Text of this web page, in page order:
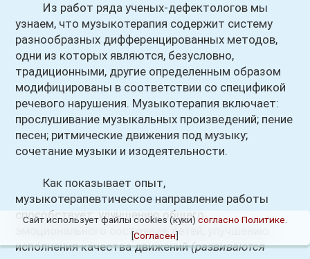
Из работ ряда ученых-дефектологов мы
узнаем, что музыкотерапия содержит систему
разнообразных дифференцированных методов,
одни из которых являются, безусловно,
традиционными, другие определенным образом
модифицированы в соответствии со спецификой
речевого нарушения. Музыкотерапия включает:
прослушивание музыкальных произведений; пение
песен; ритмические движения под музыку;
сочетание музыки и изодеятельности.
Как показывает опыт,
музыкотерапевтическое направление работы
способствует: улучшению общего
эмоционального состояния детей; улучшению
исполнения качества движений(развиваются
Сайт использует файлы cookies (куки) согласно Политике
[Согласен]